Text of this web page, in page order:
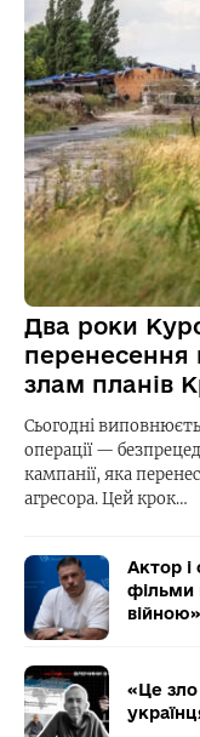
Два роки
перенесення
злам планів
Сьогодні
операції —
кампанії, яка
агресора. Цей крок…
Актор
фільми
війною»
«Це